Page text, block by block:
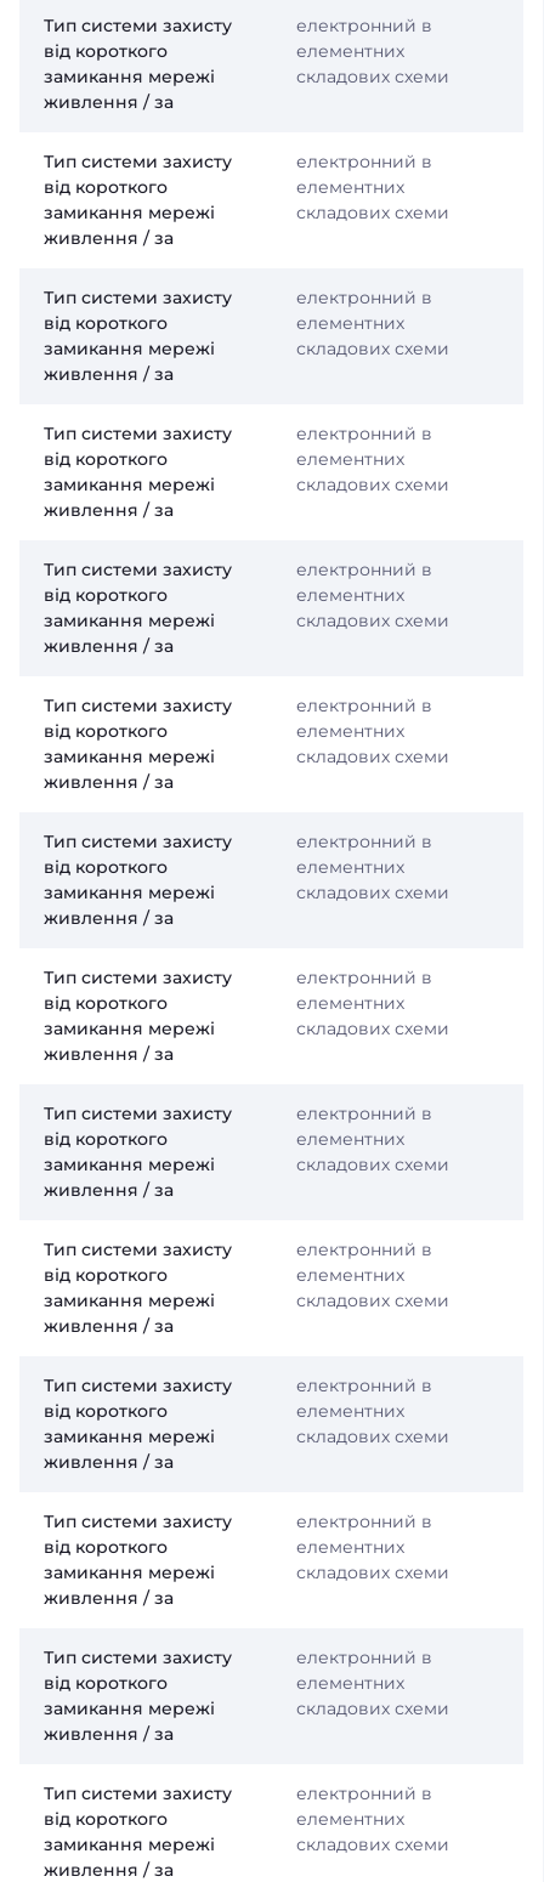
Тип системи захисту
від короткого
замикання мережі
живлення / за
електронний в
елементних
складових схеми
Тип системи захисту
від короткого
замикання мережі
живлення / за
електронний в
елементних
складових схеми
Тип системи захисту
від короткого
замикання мережі
живлення / за
електронний в
елементних
складових схеми
Тип системи захисту
від короткого
замикання мережі
живлення / за
електронний в
елементних
складових схеми
Тип системи захисту
від короткого
замикання мережі
живлення / за
електронний в
елементних
складових схеми
Тип системи захисту
від короткого
замикання мережі
живлення / за
електронний в
елементних
складових схеми
Тип системи захисту
від короткого
замикання мережі
живлення / за
електронний в
елементних
складових схеми
Тип системи захисту
від короткого
замикання мережі
живлення / за
електронний в
елементних
складових схеми
Тип системи захисту
від короткого
замикання мережі
живлення / за
електронний в
елементних
складових схеми
Тип системи захисту
від короткого
замикання мережі
живлення / за
електронний в
елементних
складових схеми
Тип системи захисту
від короткого
замикання мережі
живлення / за
електронний в
елементних
складових схеми
Тип системи захисту
від короткого
замикання мережі
живлення / за
електронний в
елементних
складових схеми
Тип системи захисту
від короткого
замикання мережі
живлення / за
електронний в
елементних
складових схеми
Тип системи захисту
від короткого
замикання мережі
живлення / за
електронний в
елементних
складових схеми